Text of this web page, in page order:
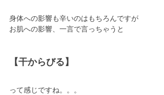
身体への影響も辛いのはもちろんですが
お肌への影響、一言で言っちゃうと
【干からびる】
って感じですね。。。